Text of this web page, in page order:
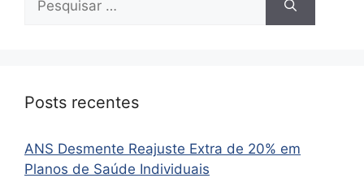
por:
Posts recentes
ANS Desmente Reajuste Extra de 20% em
Planos de Saúde Individuais